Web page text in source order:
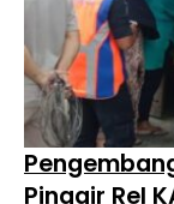
Pinggir Rel